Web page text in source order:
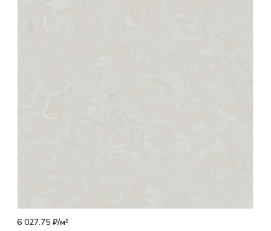
6 027.75 ₽/м²